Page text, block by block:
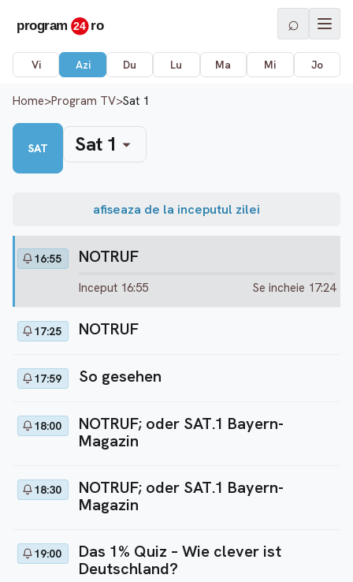
⌕
Vi Azi Du Lu Ma Mi Jo
Home>Program TV>Sat 1
SAT Sat 1
afiseaza de la inceputul zilei
16:55 NOTRUF
Inceput 16:55 Se incheie 17:24
17:25 NOTRUF
17:59 So gesehen
18:00
NOTRUF; oder SAT.1 Bayern-
Magazin
18:30
NOTRUF; oder SAT.1 Bayern-
Magazin
19:00
Das 1% Quiz – Wie clever ist
Deutschland?